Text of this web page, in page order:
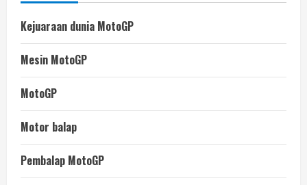
Kejuaraan dunia MotoGP
Mesin MotoGP
MotoGP
Motor balap
Pembalap MotoGP